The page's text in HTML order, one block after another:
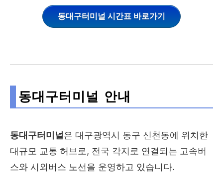
동대구터미널 시간표 바로가기
동대구터미널 안내
동대구터미널은 대구광역시 동구 신천동에 위치한
대규모 교통 허브로, 전국 각지로 연결되는 고속버
스와 시외버스 노선을 운영하고 있습니다.